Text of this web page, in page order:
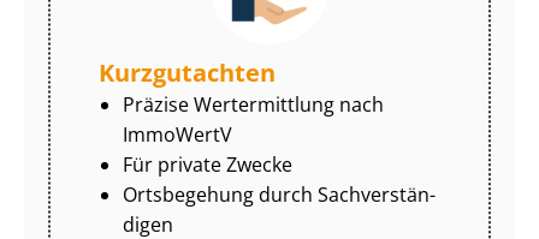
Kurzgutachten
Präzise Wertermittlung nach
ImmoWertV
Für private Zwecke
Ortsbegehung durch Sach­ver­stän­
di­gen